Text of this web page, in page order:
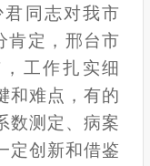
同志对我市
肯定，邢台市
工作扎实细
和难点，有的
数测定、病案
定创新和借鉴